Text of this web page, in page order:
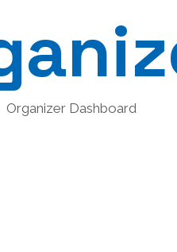
Organizer Dashboard